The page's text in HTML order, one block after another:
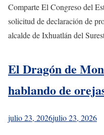
Comparte El Congreso del
solicitud de declaración de
alcalde de Ixhuatlán del
El Dragón de
hablando de
julio 23, 2026julio 23, 2026